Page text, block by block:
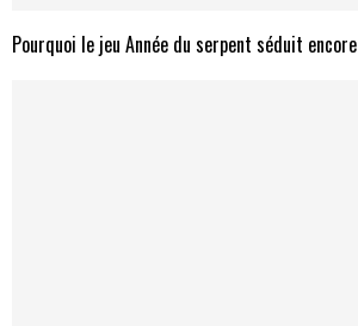
Pourquoi le jeu Année du serpent séduit encore